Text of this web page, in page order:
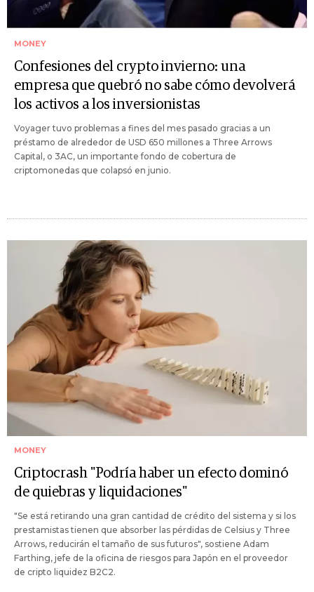
MONEY
Confesiones del crypto invierno: una
empresa que quebró no sabe cómo devolverá
los activos a los inversionistas
Voyager tuvo problemas a fines del mes pasado gracias a un
préstamo de alrededor de USD 650 millones a Three Arrows
Capital, o 3AC, un importante fondo de cobertura de
criptomonedas que colapsó en junio.
MONEY
Criptocrash "Podría haber un efecto dominó
de quiebras y liquidaciones"
"Se está retirando una gran cantidad de crédito del sistema y si los
prestamistas tienen que absorber las pérdidas de Celsius y Three
Arrows, reducirán el tamaño de sus futuros", sostiene Adam
Farthing, jefe de la oficina de riesgos para Japón en el proveedor
de cripto liquidez B2C2.